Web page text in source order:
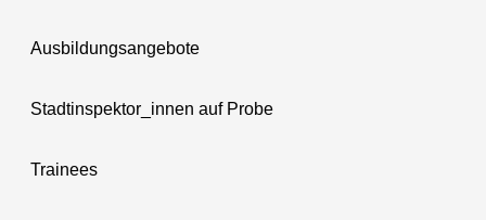
Ausbildungsangebote
Stadtinspektor_innen auf Probe
Trainees